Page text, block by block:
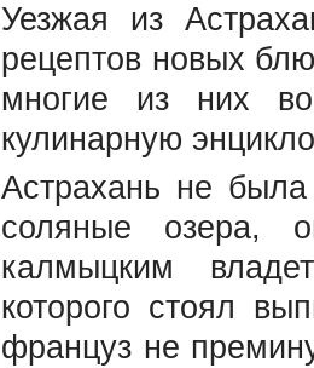
Уезжая из
рецептов новых
многие из них
кулинарную
Астрахань не
соляные озера,
калмыцким
которого стоял
француз не